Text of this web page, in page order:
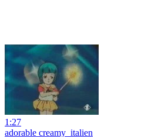
1:27
adorable creamy_italien